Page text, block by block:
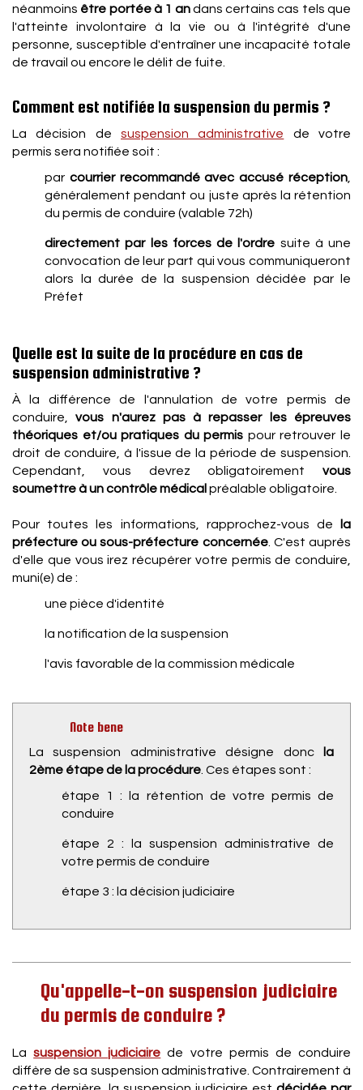
néanmoins être portée à 1 andans certains cas tels que
l'atteinte involontaire à la vie ou à l'intégrité d'une
personne, susceptible d'entraîner une incapacité totale
de travail ou encore le délit de fuite.
Comment est notifiée la suspension du permis ?
La décision de suspension administrative de votre
permis sera notifiée soit :
par courrier recommandé avec accusé réception
généralement pendant ou juste après la rétention
du permis de conduire (valable 72h)
directement par les forces de l'ordre suite à une
convocation de leur part qui vous communiqueront
alors la durée de la suspension décidée par le
Préfet
Quelle est la suite de la procédure en cas de
suspension administrative ?
À la différence de l'annulation de votre permis de
conduire,vous n'aurez pas à repasser les épreuves
théoriques et/ou pratiques du permis pour retrouver le
droit de conduire, à l'issue de la période de suspension.
Cependant, vous devrez obligatoirement vous
soumettre à un contrôle médical préalable obligatoire.
Pour toutes les informations, rapprochez-vous de
la
préfecture ou sous-préfecture concernée. C'est auprès
d'elle que vous irez récupérer votre permis de conduire,
muni(e) de :
une pièce d'identité
la notification de la suspension
l'avis favorable de la commission médicale
Note bene
La suspension administrative désigne donc
la
2ème étape de la procédure . Ces étapes sont :
étape 1 : la rétention de votre permis de
conduire
étape 2 : la suspension administrative de
votre permis de conduire
étape 3 : la décision judiciaire
Qu'appelle-t-on suspension judiciaire
du permis de conduire ?
Lasuspension judiciaire de votre permis de conduire
diffère de sa suspension administrative. Contrairement à